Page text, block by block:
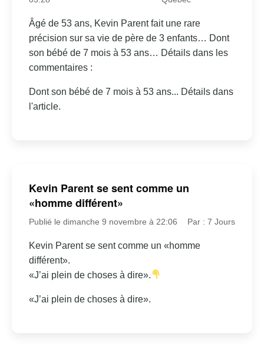
Âgé de 53 ans, Kevin Parent fait une rare
précision sur sa vie de père de 3 enfants… Dont
son bébé de 7 mois à 53 ans… Détails dans les
commentaires :
Dont son bébé de 7 mois à 53 ans... Détails dans
l'article.
Kevin Parent se sent comme un
«homme différent»
Publié le dimanche 9 novembre à 22:06 Par : 7 Jours
Kevin Parent se sent comme un «homme
différent».
«J’ai plein de choses à dire».
«J’ai plein de choses à dire».